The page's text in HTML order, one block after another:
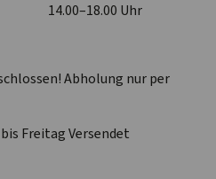
14.00–18.00 Uhr
Abholung nur per
Freitag Versendet